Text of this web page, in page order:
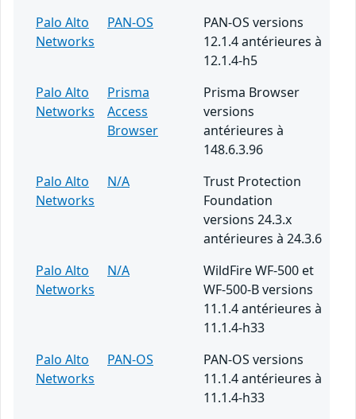
Palo Alto
Networks
PAN-OS
PAN-OS versions
12.1.4 antérieures à
12.1.4-h5
Palo Alto
Networks
Prisma
Access
Browser
Prisma Browser
versions
antérieures à
148.6.3.96
Palo Alto
Networks
N/A
Trust Protection
Foundation
versions 24.3.x
antérieures à 24.3.6
Palo Alto
Networks
N/A
WildFire WF-500 et
WF-500-B versions
11.1.4 antérieures à
11.1.4-h33
Palo Alto
Networks
PAN-OS
PAN-OS versions
11.1.4 antérieures à
11.1.4-h33